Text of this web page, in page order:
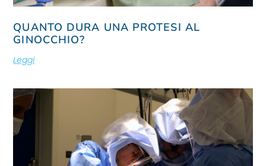
QUANTO DURA UNA PROTESI AL
GINOCCHIO?
Leggi